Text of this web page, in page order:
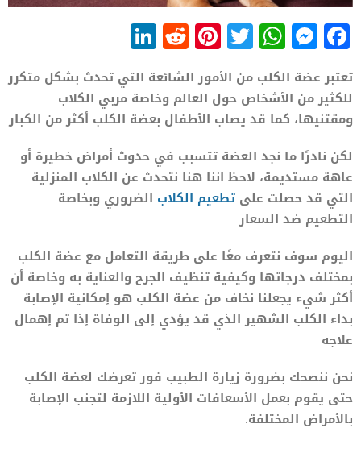
Facebook
Messenger
WhatsApp
Twitter
Pinterest
Reddit
تعتبر عضة الكلب من الأمور الشائعة التي تحدث بشكل متكرر
للكثير من الأشخاص حول العالم وخاصة مربي الكلاب
ومقتنيها، كما قد يصاب الأطفال بعضة الكلب أكثر من الكبار
لكن نادرًا ما نجد العضة تتسبب في حدوث أمراض خطيرة أو
عاهة مستديمة، لاحظ اننا هنا نتحدث عن الكلاب المنزلية
التي قد حصلت على تطعيم الكلاب الضروري وبخاصة
التطعيم ضد السعار
اليوم سوف نتعرف معًا على طريقة التعامل مع عضة الكلب
بمختلف درجاتها وكيفية تنظيف الجرح والعناية به وخاصة أن
أكثر شيء يجعلنا نخاف من عضة الكلب هو إمكانية الإصابة
بداء الكلب الشهير الذي قد يؤدي إلى الوفاة إذا تم إهمال
علاجه
نحن ننصحك بضرورة زيارة الطبيب فور تعرضك لعضة الكلب
حتى يقوم بعمل الأسعافات الأولية اللازمة لتجنب الإصابة
بالأمراض المختلفة.